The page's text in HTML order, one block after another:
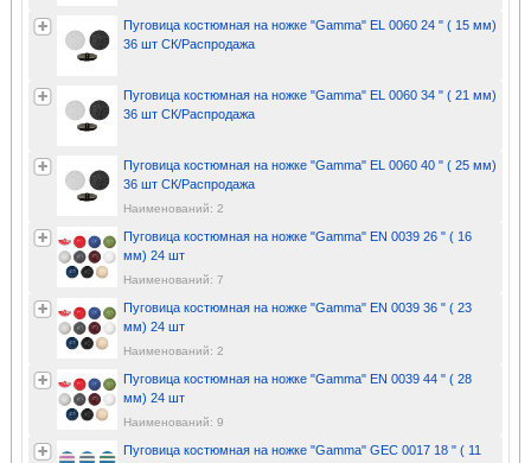
Пуговица костюмная на ножке "Gamma" EL 0060 24 " ( 15 мм)
36 шт СК/Распродажа
Пуговица костюмная на ножке "Gamma" EL 0060 34 " ( 21 мм)
36 шт СК/Распродажа
Пуговица костюмная на ножке "Gamma" EL 0060 40 " ( 25 мм)
36 шт СК/Распродажа
Наименований: 2
Пуговица костюмная на ножке "Gamma" EN 0039 26 " ( 16
мм) 24 шт
Наименований: 7
Пуговица костюмная на ножке "Gamma" EN 0039 36 " ( 23
мм) 24 шт
Наименований: 2
Пуговица костюмная на ножке "Gamma" EN 0039 44 " ( 28
мм) 24 шт
Наименований: 9
Пуговица костюмная на ножке "Gamma" GEC 0017 18 " ( 11